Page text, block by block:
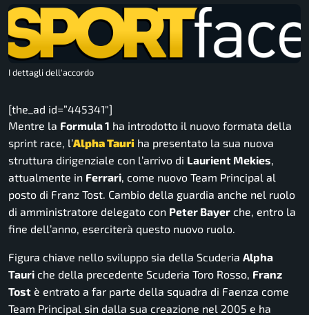
I dettagli dell'accordo
[the_ad id=”445341″]
Mentre la Formula 1 ha introdotto il nuovo formata della
sprint race, l’Alpha Tauri ha presentato la sua nuova
struttura dirigenziale con l’arrivo di Laurient Mekies
attualmente in Ferrari , come nuovo Team Principal al
posto di Franz Tost. Cambio della guardia anche nel ruolo
di amministratore delegato con Peter Bayer che, entro la
fine dell’anno, eserciterà questo nuovo ruolo.
Figura chiave nello sviluppo sia della Scuderia Alpha
Tauri che della precedente Scuderia Toro Rosso, Franz
Tost è entrato a far parte della squadra di Faenza come
Team Principal sin dalla sua creazione nel 2005 e ha